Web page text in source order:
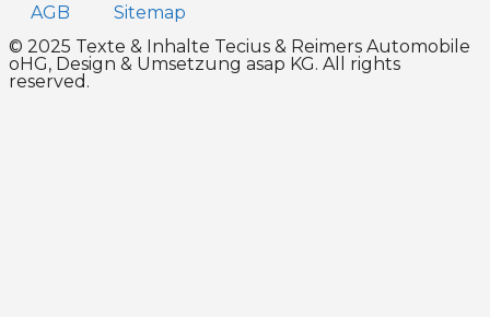
AGB
Sitemap
© 2025 Texte & Inhalte Tecius & Reimers Automobile
oHG, Design & Umsetzung asap KG. All rights
reserved.